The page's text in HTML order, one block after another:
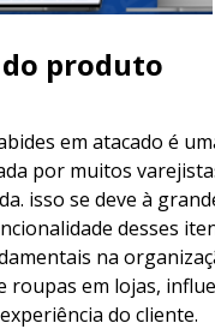
produto
em atacado é
por muitos
isso se deve à
desses
na
roupas em lojas,
do cliente.